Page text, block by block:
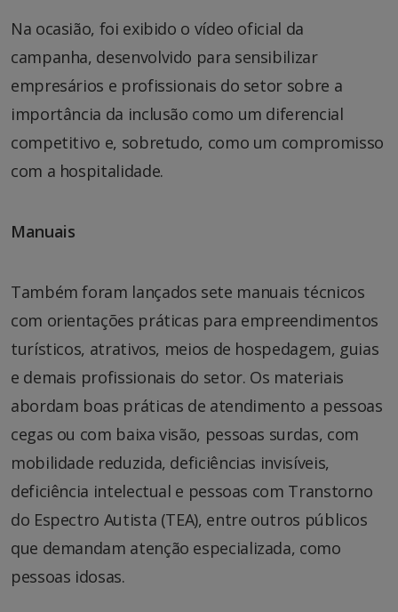
Na ocasião, foi exibido o vídeo oficial da
campanha, desenvolvido para sensibilizar
empresários e profissionais do setor sobre a
importância da inclusão como um diferencial
competitivo e, sobretudo, como um compromisso
com a hospitalidade.
Manuais
Também foram lançados sete manuais técnicos
com orientações práticas para empreendimentos
turísticos, atrativos, meios de hospedagem, guias
e demais profissionais do setor. Os materiais
abordam boas práticas de atendimento a pessoas
cegas ou com baixa visão, pessoas surdas, com
mobilidade reduzida, deficiências invisíveis,
deficiência intelectual e pessoas com Transtorno
do Espectro Autista (TEA), entre outros públicos
que demandam atenção especializada, como
pessoas idosas.